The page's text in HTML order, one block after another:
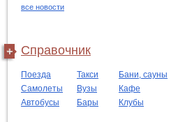
все новости
Справочник
Поезда Такси
Бани, сауны
Самолеты
Вузы
Кафе
Автобусы
Бары Клубы